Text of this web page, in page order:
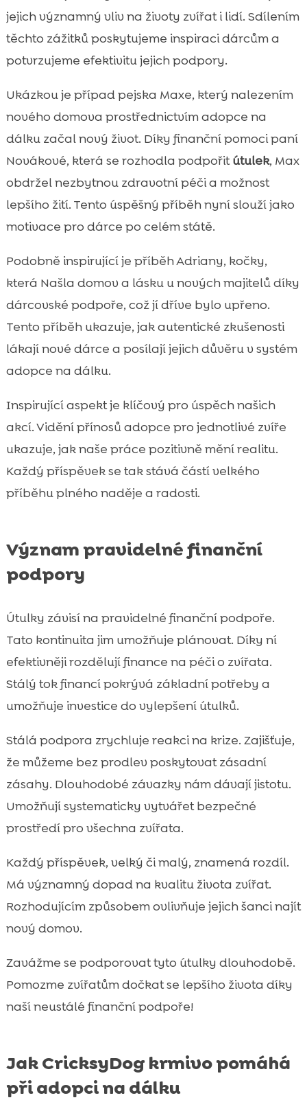
jejich významný vliv na životy zvířat i lidí. Sdílením
těchto zážitků poskytujeme inspiraci dárcům a
potvrzujeme efektivitu jejich podpory.
Ukázkou je případ pejska Maxe, který nalezením
nového domova prostřednictvím adopce na
dálku začal nový život. Díky finanční pomoci paní
Novákové, která se rozhodla podpořitútulek, Max
obdržel nezbytnou zdravotní péči a možnost
lepšího žití. Tento úspěšný příběh nyní slouží jako
motivace pro dárce po celém státě.
Podobně inspirující je příběh Adriany, kočky,
která Našla domov a lásku u nových majitelů díky
dárcovské podpoře, což jí dříve bylo upřeno.
Tento příběh ukazuje, jak autentické zkušenosti
lákají nové dárce a posílají jejich důvěru v systém
adopce na dálku.
Inspirující aspekt je klíčový pro úspěch našich
akcí. Vidění přínosů adopce pro jednotlivé zvíře
ukazuje, jak naše práce pozitivně mění realitu.
Každý příspěvek se tak stává částí velkého
příběhu plného naděje a radosti.
Význam pravidelné finanční
podpory
Útulky závisí na pravidelné finanční podpoře.
Tato kontinuita jim umožňuje plánovat. Díky ní
efektivněji rozdělují finance na péči o zvířata.
Stálý tok financí pokrývá základní potřeby a
umožňuje investice do vylepšení útulků.
Stálá podpora zrychluje reakci na krize. Zajišťuje,
že můžeme bez prodlev poskytovat zásadní
zásahy. Dlouhodobé závazky nám dávají jistotu.
Umožňují systematicky vytvářet bezpečné
prostředí pro všechna zvířata.
Každý příspěvek, velký či malý, znamená rozdíl.
Má významný dopad na kvalitu života zvířat.
Rozhodujícím způsobem ovlivňuje jejich šanci najít
nový domov.
Zavážme se podporovat tyto útulky dlouhodobě.
Pomozme zvířatům dočkat se lepšího života díky
naší neustálé finanční podpoře!
Jak CricksyDog krmivo pomáhá
při adopci na dálku